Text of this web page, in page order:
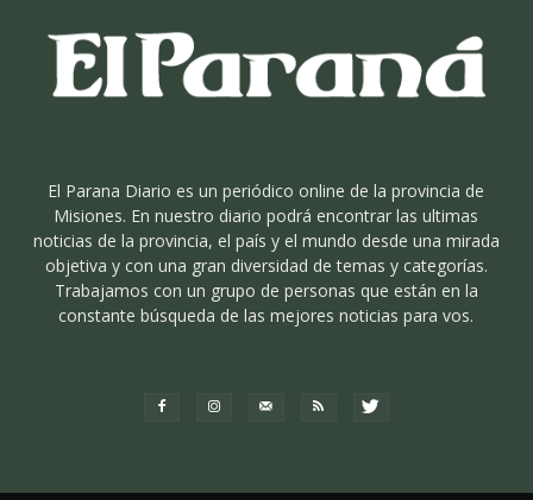
El Parana Diario es un periódico online de la provincia de
Misiones. En nuestro diario podrá encontrar las ultimas
noticias de la provincia, el país y el mundo desde una mirada
objetiva y con una gran diversidad de temas y categorías.
Trabajamos con un grupo de personas que están en la
constante búsqueda de las mejores noticias para vos.